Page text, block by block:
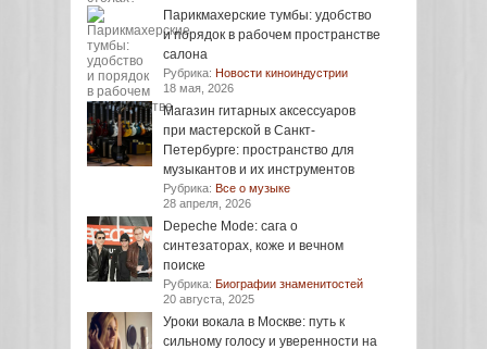
Парикмахерские тумбы: удобство
и порядок в рабочем пространстве
салона
Рубрика: Новости киноиндустрии
18 мая, 2026
Магазин гитарных аксессуаров
при мастерской в Санкт-
Петербурге: пространство для
музыкантов и их инструментов
Рубрика: Все о музыке
28 апреля, 2026
Depeche Mode: сага о
синтезаторах, коже и вечном
поиске
Рубрика: Биографии знаменитостей
20 августа, 2025
Уроки вокала в Москве: путь к
сильному голосу и уверенности на